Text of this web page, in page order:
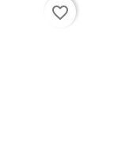
favorite_border